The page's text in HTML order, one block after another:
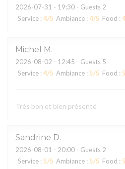
2026-07-31 - 19:30 - Guests 2
Service : 4/5 Ambiance : 4/5 Food :
Michel M
2026-08-02 - 12:45 - Guests 5
Service : 4/5 Ambiance : 5/5 Food : 5
Très bon et bien présenté
Sandrine D
2026-08-01 - 20:00 - Guests 2
Service : 5/5 Ambiance : 5/5 Food : 5